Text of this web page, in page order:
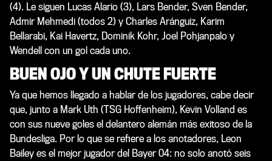
(4). Le siguen Lucas Alario (3), Lars Bender, Sven Bender,
Admir Mehmedi (todos 2) y Charles Aránguiz, Karim
Bellarabi, Kai Havertz, Dominik Kohr, Joel Pohjanpalo y
Wendell con un gol cada uno.
BUEN OJO Y UN CHUTE FUERTE
Ya que hemos llegado a hablar de los jugadores, cabe decir
que, junto a Mark Uth (TSG Hoffenheim), Kevin Volland es
con sus nueve goles el delantero alemán más exitoso de la
Bundesliga. Por lo que se refiere a los anotadores, Leon
Bailey es el mejor jugador del Bayer 04: no solo anotó seis